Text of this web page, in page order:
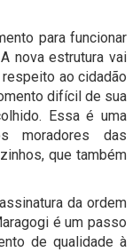
para funcionar
nova estrutura vai
ao cidadão
difícil de sua
Essa é uma
moradores das
que também
da ordem
é um passo
de qualidade à